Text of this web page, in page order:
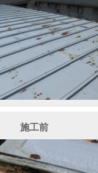
施工前